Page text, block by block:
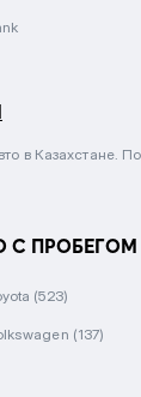
в Казахстане.
С ПРОБЕГОМ
(523)
(137)